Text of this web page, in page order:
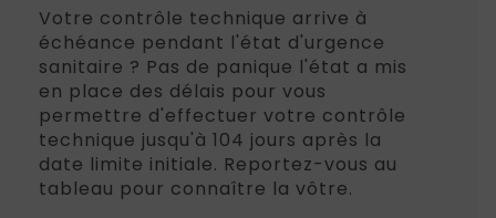
Votre contrôle technique arrive à
échéance pendant l'état d'urgence
sanitaire ? Pas de panique l'état a mis
en place des délais pour vous
permettre d'effectuer votre contrôle
technique jusqu'à 104 jours après la
date limite initiale. Reportez-vous au
tableau pour connaître la vôtre.